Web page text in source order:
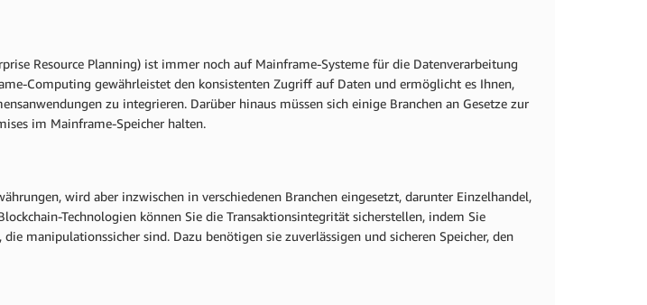
Resource Planning) ist immer noch auf Mainframe-Systeme für die Datenverarbeitung
Computing gewährleistet den konsistenten Zugriff auf Daten und ermöglicht es Ihnen,
zu integrieren. Darüber hinaus müssen sich einige Branchen an Gesetze zur
im Mainframe-Speicher halten.
wird aber inzwischen in verschiedenen Branchen eingesetzt, darunter Einzelhandel,
Technologien können Sie die Transaktionsintegrität sicherstellen, indem Sie
manipulationssicher sind. Dazu benötigen sie zuverlässigen und sicheren Speicher, den